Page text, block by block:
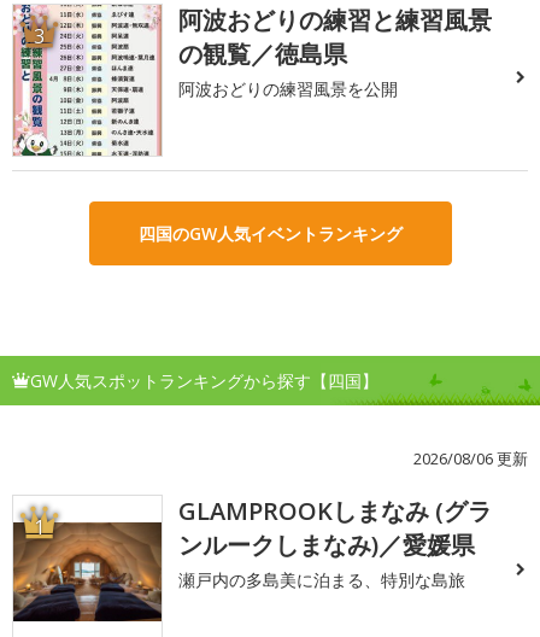
3
阿波おどりの練習と練習風景
の観覧／徳島県
阿波おどりの練習風景を公開
四国のGW人気イベントランキング
GW人気スポットランキングから探す【四国】
2026/08/06 更新
1
GLAMPROOKしまなみ (グラ
ンルークしまなみ)／愛媛県
瀬戸内の多島美に泊まる、特別な島旅